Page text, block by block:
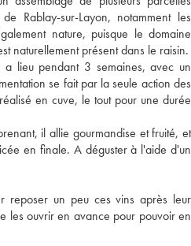
Rablay-sur-Layon, notamment les
nature, puisque le domaine
naturellement présent dans le raisin.
lieu pendant 3 semaines, avec un
se fait par la seule action des
en cuve, le tout pour une durée
il allie gourmandise et fruité, et
en finale. A déguster à l'aide d'un
reposer un peu ces vins après leur
les ouvrir en avance pour pouvoir en